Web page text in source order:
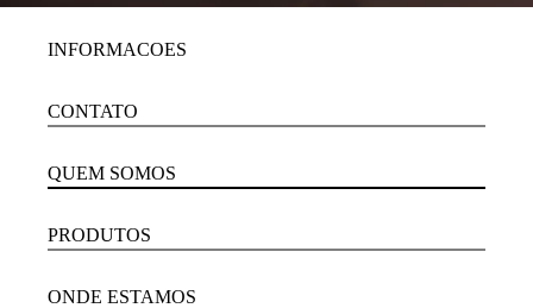
INFORMACOES
CONTATO
QUEM SOMOS
PRODUTOS
ONDE ESTAMOS